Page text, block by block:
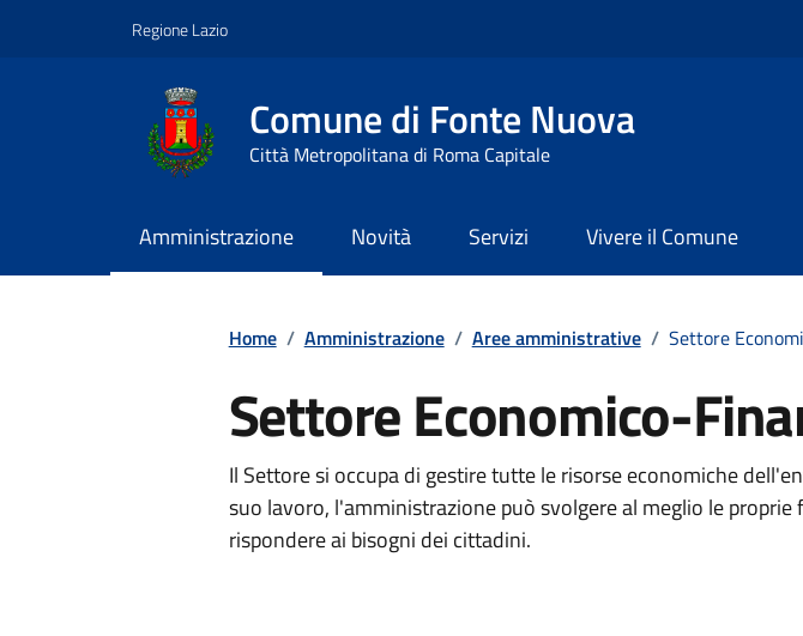
Regione Lazio
Comune di Fonte Nuova
Città Metropolitana di Roma Capitale
Amministrazione Novità Servizi Vivere il Comune
Home / Amministrazione / Aree amministrative / Settore
Settore Economico-
Il Settore si occupa di gestire tutte le risorse economiche
suo lavoro, l'amministrazione può svolgere al meglio le proprie
rispondere ai bisogni dei cittadini.